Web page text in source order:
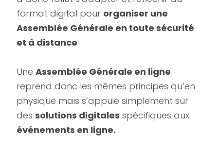
format digital pour organiser une
Assemblée Générale en toute sécurité
et à distance.
Une Assemblée Générale en ligne
reprend donc les mêmes principes qu’en
physique mais s’appuie simplement sur
des solutions digitales
événements en ligne.